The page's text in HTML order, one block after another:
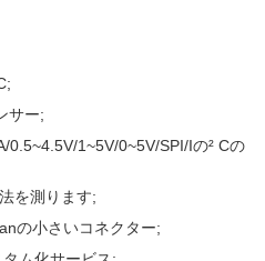
サー;
0.5~4.5V/1~5V/0~5V/SPI/Iの² Cの
を測ります;
の小さいコネクター;